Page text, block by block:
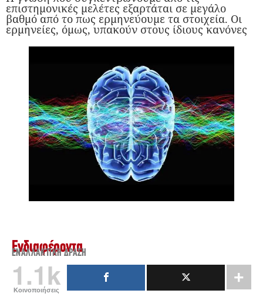
επιστημονικές μελέτες εξαρτάται σε μεγάλο
βαθμό από το πως ερμηνεύουμε τα στοιχεία. Οι
ερμηνείες, όμως, υπακούν στους ίδιους κανόνες
Ενδιαφέροντα
ΕΝΑΛΛΑΚΤΙΚΉ ΔΡΆΣΗ
1.1k
Κοινοποιήσεις